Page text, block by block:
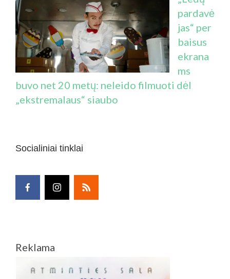
pardavė
jas“ per
baisus
ekrana
ms
buvo net 20 metų: neleido filmuoti dėl
„ekstremalaus“ siaubo
Socialiniai tinklai
Reklama